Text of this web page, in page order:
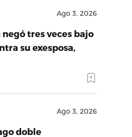
Ago 3, 2026
negó tres veces bajo
su exesposa,
Ago 3, 2026
doble